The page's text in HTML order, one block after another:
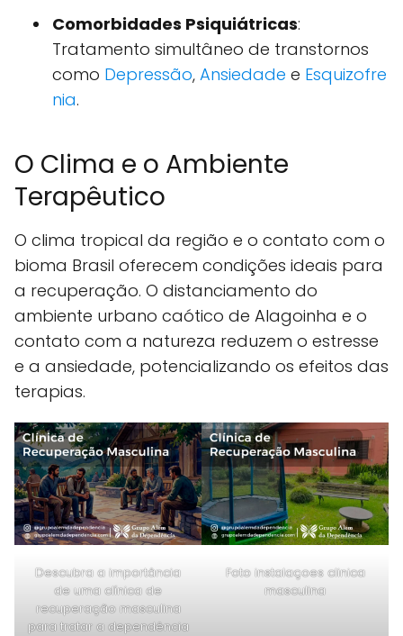
Comorbidades Psiquiátricas:
Tratamento simultâneo de transtornos
como Depressão, Ansiedade e Esquizofre
nia.
O Clima e o Ambiente
Terapêutico
O clima tropical da região e o contato com o
bioma Brasil oferecem condições ideais para
a recuperação. O distanciamento do
ambiente urbano caótico de Alagoinha e o
contato com a natureza reduzem o estresse
e a ansiedade, potencializando os efeitos das
terapias.
Descubra a importância
de uma clínica de
recuperação masculina
para tratar a dependência
Foto instalaçoes clinica
masculina